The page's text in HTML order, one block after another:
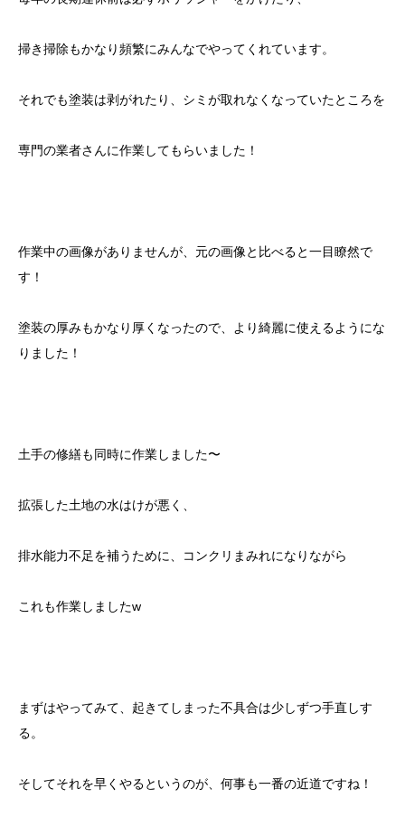
掃き掃除もかなり頻繁にみんなでやってくれています。
それでも塗装は剥がれたり、シミが取れなくなっていたところを
専門の業者さんに作業してもらいました！
作業中の画像がありませんが、元の画像と比べると一目瞭然で
す！
塗装の厚みもかなり厚くなったので、より綺麗に使えるようにな
りました！
土手の修繕も同時に作業しました〜
拡張した土地の水はけが悪く、
排水能力不足を補うために、コンクリまみれになりながら
これも作業しましたw
まずはやってみて、起きてしまった不具合は少しずつ手直しす
る。
そしてそれを早くやるというのが、何事も一番の近道ですね！